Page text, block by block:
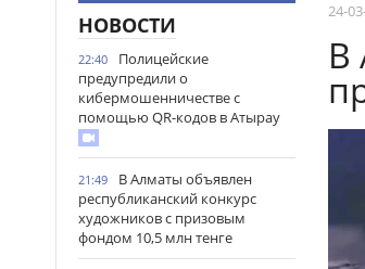
НОВОСТИ
22:40
Полицейские
предупредили о
кибермошенничестве с
помощью QR-кодов в Атырау
21:49
В Алматы объявлен
республиканский конкурс
художников с призовым
фондом 10,5 млн тенге
24-
В